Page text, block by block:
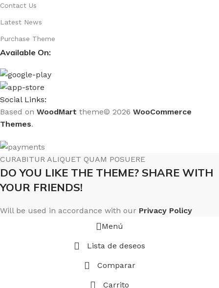
Contact Us
Latest News
Purchase Theme
Available On:
Social Links:
Based on WoodMart theme© 2026 WooCommerce
Themes.
CURABITUR ALIQUET QUAM POSUERE
DO YOU LIKE THE THEME? SHARE WITH
YOUR FRIENDS!
Will be used in accordance with our Privacy Policy
Menú
Lista de deseos
Comparar
Carrito